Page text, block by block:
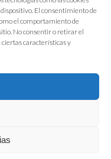
El consentimiento de
el comportamiento de
No consentir o retirar el
características y
la Alimentación y Bebidas